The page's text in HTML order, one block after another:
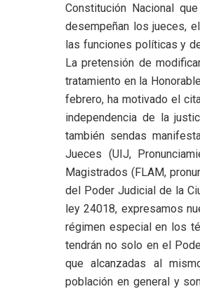
Constitución Nacional
desempeñan los jueces,
las funciones políticas y
La pretensión de
tratamiento en la
febrero, ha motivado el
independencia de la
también sendas
Jueces (UIJ,
Magistrados (FLAM,
del Poder Judicial de la
ley 24018, expresamos
régimen especial en los
tendrán no solo en el
que alcanzadas al
población en general y